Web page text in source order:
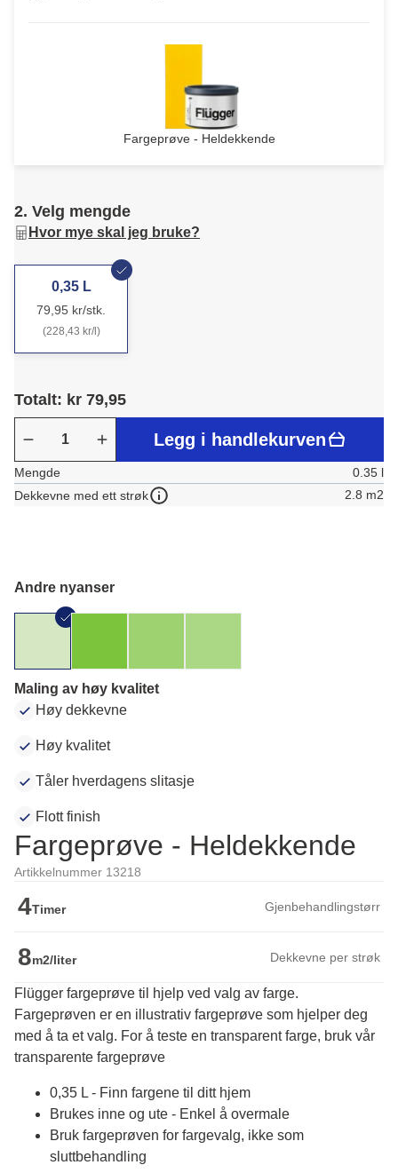
Fargeprøve - Heldekkende
2. Velg mengde
Hvor mye skal jeg bruke?
0,35 L
79,95 kr/stk.
(228,43 kr/l)
Totalt: kr 79,95
Legg i handlekurven
Mengde
0.35 l
Dekkevne med ett strøk
2.8 m2
Andre nyanser
Maling av høy kvalitet
Høy dekkevne
Høy kvalitet
Tåler hverdagens slitasje
Flott finish
Fargeprøve - Heldekkende
Artikkelnummer 13218
4Timer Gjenbehandlingstørr
8m2/liter Dekkevne per strøk
Flügger fargeprøve til hjelp ved valg av farge.
Fargeprøven er en illustrativ fargeprøve som hjelper deg
med å ta et valg. For å teste en transparent farge, bruk vår
transparente fargeprøve
0,35 L - Finn fargene til ditt hjem
Brukes inne og ute - Enkel å overmale
Bruk fargeprøven for fargevalg, ikke som
sluttbehandling